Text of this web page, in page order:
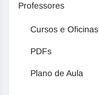
Professores
Cursos e Oficinas
PDFs
Plano de Aula